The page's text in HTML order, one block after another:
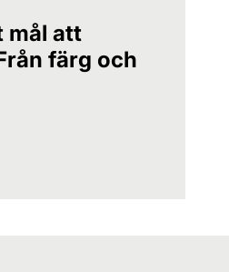
mål att
färg och